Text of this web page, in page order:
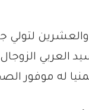
العربي
له موفور